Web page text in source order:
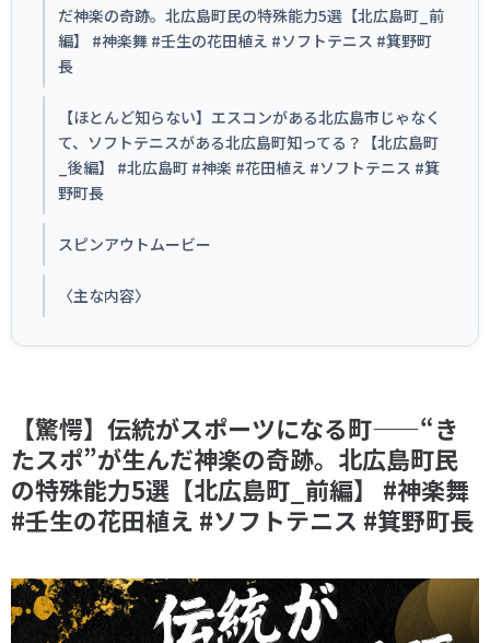
「SSFニュース」
会員登録
スポーツ政策・予算
健康とスポーツ
社会づくり
自治体との連携
各教育機関との連携
スポーツ振興団体との連携
【動画】スポーツでアクティブなまちづくり
SPORT POLICY INCUBATOR ―スポーツ政策の『卵』 ―
Sport Topics
スポーツ 歴史の検証
SSF BOOKS
だ神楽の奇跡。北広島町民の特殊能力5選【北広島町_前
編】 #神楽舞 #壬生の花田植え #ソフトテニス #箕野町
長
【ほとんど知らない】エスコンがある北広島市じゃなく
て、ソフトテニスがある北広島町知ってる？【北広島町
_後編】 #北広島町 #神楽 #花田植え #ソフトテニス #箕
野町長
スピンアウトムービー
〈主な内容〉
【驚愕】伝統がスポーツになる町——“き
たスポ”が生んだ神楽の奇跡。北広島町民
の特殊能力5選【北広島町_前編】 #神楽舞
#壬生の花田植え #ソフトテニス #箕野町長